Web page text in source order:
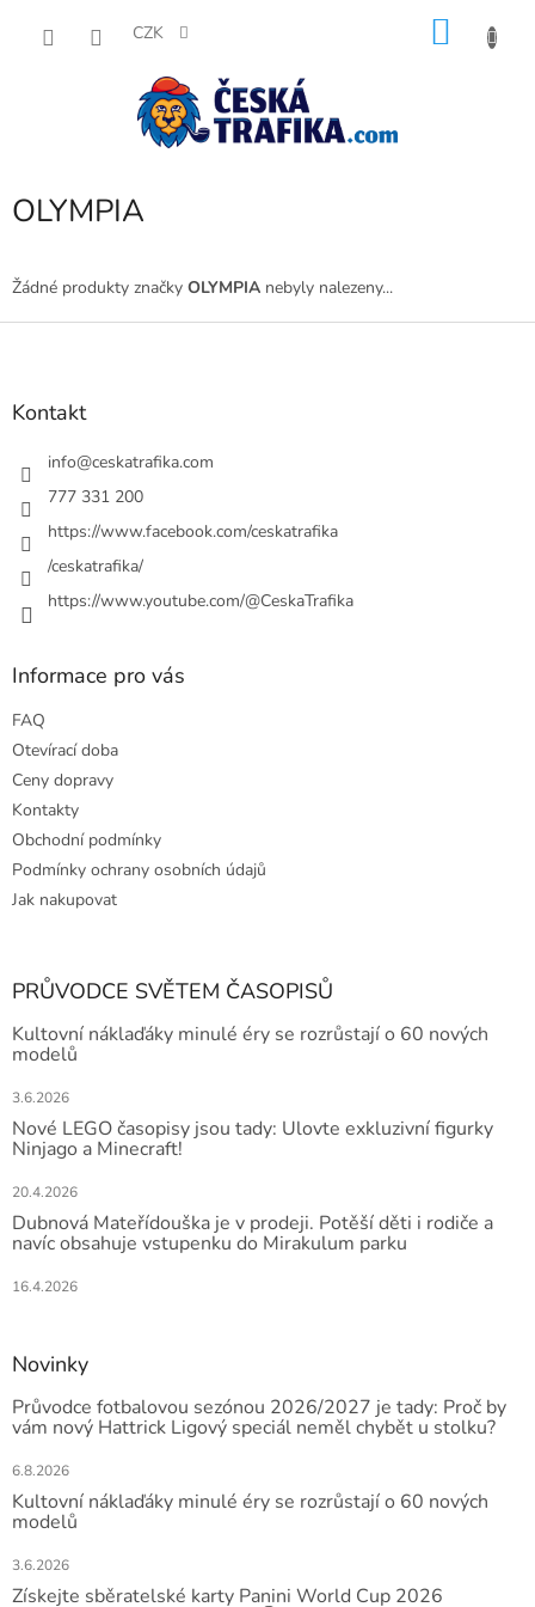
CZK
OLYMPIA
Žádné produkty značky OLYMPIA nebyly nalezeny...
Z
Kontakt
info@ceskatrafika.com
777 331 200
https://www.facebook.com/ceskatrafika
/ceskatrafika/
https://www.youtube.com/@CeskaTrafika
Informace pro vás
FAQ
Otevírací doba
Ceny dopravy
Kontakty
Obchodní podmínky
Podmínky ochrany osobních údajů
Jak nakupovat
PRŮVODCE SVĚTEM ČASOPISŮ
Kultovní náklaďáky minulé éry se rozrůstají o 60 nových
modelů
3.6.2026
Nové LEGO časopisy jsou tady: Ulovte exkluzivní figurky
Ninjago a Minecraft!
20.4.2026
Dubnová Mateřídouška je v prodeji. Potěší děti i rodiče a
navíc obsahuje vstupenku do Mirakulum parku
16.4.2026
Novinky
Průvodce fotbalovou sezónou 2026/2027 je tady: Proč by
vám nový Hattrick Ligový speciál neměl chybět u stolku?
6.8.2026
Kultovní náklaďáky minulé éry se rozrůstají o 60 nových
modelů
3.6.2026
Získejte sběratelské karty Panini World Cup 2026